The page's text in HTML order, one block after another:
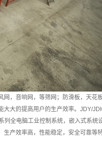
，音响网，等筛网；防滑板，天花
大的提高用户的生产效率。JDY/
全电脑工业控制系统，嵌入式系统
产效率高，性能稳定，安全可靠等特